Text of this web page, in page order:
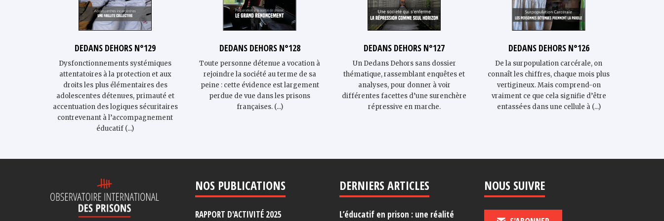
DEDANS DEHORS N°129
Dysfonctionnements systémiques
attentatoires à la protection et aux
droits les plus élémentaires des
adolescent·es détenu·es, primauté et
accentuation des logiques sécuritaires
contrevenant à l’accompagnement
éducatif (...)
DEDANS DEHORS N°128
Toute personne détenue a vocation à
rejoindre la société au terme de sa
peine : cette évidence est largement
perdue de vue dans les prisons
françaises. (...)
DEDANS DEHORS N°127
Un Dedans Dehors sans dossier
thématique, rassemblant enquêtes et
analyses, pour donner à voir
différentes facettes d’une surenchère
répressive en marche.
DEDANS DEHORS N°126
De la surpopulation carcérale, on
connaît les chiffres, chaque mois plus
vertigineux. Mais comprend-on
vraiment ce que cela signifie d’être
entassé·es dans une cellule à (...)
NOS PUBLICATIONS
RAPPORT D'ACTIVITÉ 2025
DERNIERS ARTICLES
L’éducatif en prison : une réalité
NOUS SUIVRE